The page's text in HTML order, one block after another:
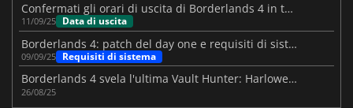
Confermati gli orari di uscita di Borderlands 4 in tutto il mondo
11/09/25 Data di uscita
Borderlands 4: patch del day one e requisiti di sistema
09/09/25 Requisiti di sistema
Borderlands 4 svela l'ultima Vault Hunter: Harlowe The Gravitar
26/08/25